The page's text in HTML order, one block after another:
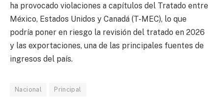
ha provocado violaciones a capítulos del Tratado entre
México, Estados Unidos y Canadá (T-MEC), lo que
podría poner en riesgo la revisión del tratado en 2026
y las exportaciones, una de las principales fuentes de
ingresos del país.
Nacional Principal